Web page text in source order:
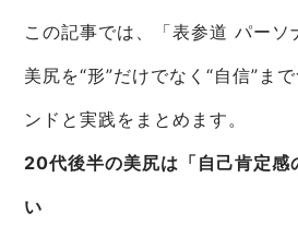
この記事では、「表参道 パーソ
美尻を“形”だけでなく“自信”ま
ンドと実践をまとめます。
20代後半の美尻は「自己肯定感
い